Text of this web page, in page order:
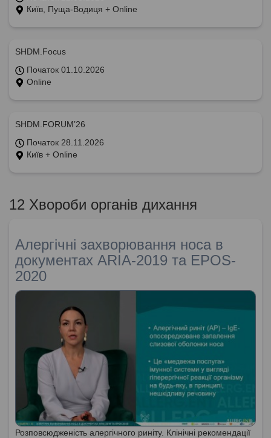
Київ, Пуща-Водиця + Online
SHDM.Focus
Початок 01.10.2026
Online
SHDM.FORUM’26
Початок 28.11.2026
Київ + Online
12 Хвороби органів дихання
Алергічні захворювання носа в
документах ARIA-2019 та EPOS-
2020
Розповсюдженість алергічного риніту. Клінічні рекомендації